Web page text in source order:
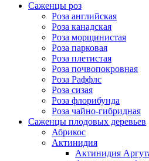
Саженцы роз
Роза английская
Роза канадская
Роза морщинистая
Роза парковая
Роза плетистая
Роза почвопокровная
Роза Раффлс
Роза сизая
Роза флорибунда
Роза чайно-гибридная
Саженцы плодовых деревьев
Абрикос
Актинидия
Актинидия